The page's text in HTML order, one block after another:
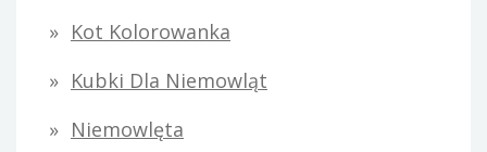
Kot Kolorowanka
Kubki Dla Niemowląt
Niemowlęta